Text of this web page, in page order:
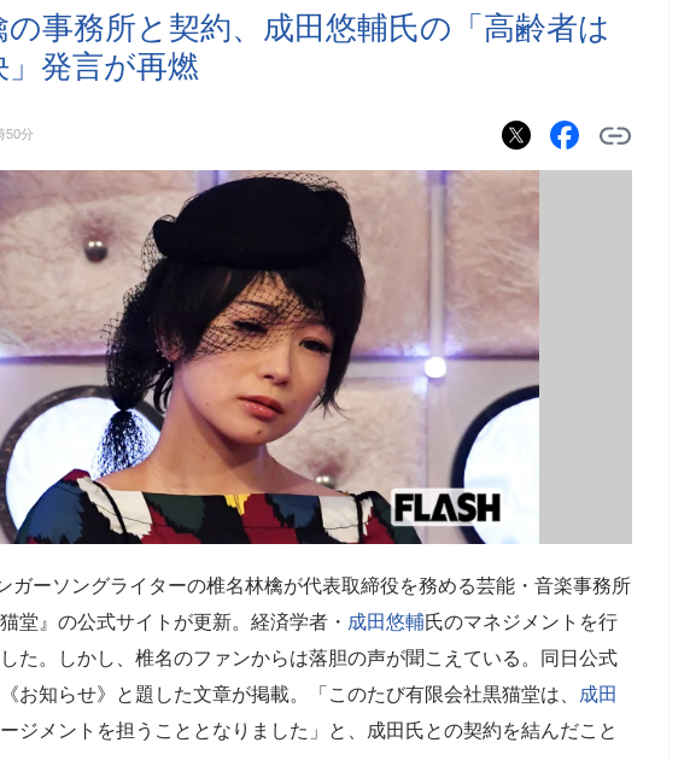
の事務所と契約、成田悠輔氏の「高齢者は
」発言が再燃
50分
ガーソングライターの椎名林檎が代表取締役を務める芸能・音楽事務所
猫堂』の公式サイトが更新。経済学者・ 成田悠輔氏のマネジメントを行
た。しかし、椎名のファンからは落胆の声が聞こえている。同日公式
お知らせ》と題した文章が掲載。「このたび有限会社黒猫堂は、
成田
ジメントを担うこととなりました」と、成田氏との契約を結んだこと